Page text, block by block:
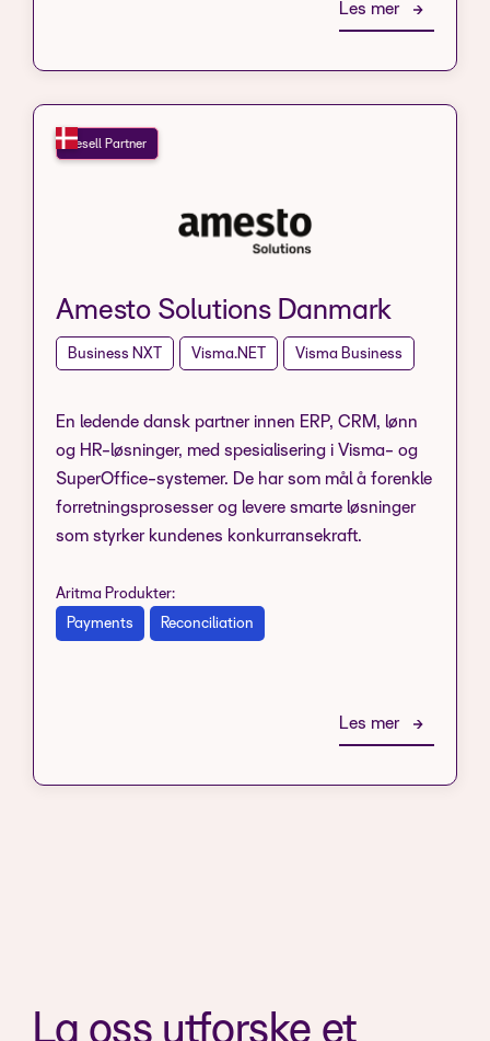
Les mer
Resell Partner
Amesto Solutions Danmark
Business NXT Visma.NET Visma Business
En ledende dansk partner innen ERP, CRM, lønn
og HR-løsninger, med spesialisering i Visma- og
SuperOffice-systemer. De har som mål å forenkle
forretningsprosesser og levere smarte løsninger
som styrker kundenes konkurransekraft.
Aritma Produkter:
Payments Reconciliation
Les mer
La oss utforske et